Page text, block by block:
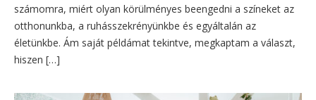
számomra, miért olyan körülményes beengedni a színeket az
otthonunkba, a ruhásszekrényünkbe és egyáltalán az
életünkbe. Ám saját példámat tekintve, megkaptam a választ,
hiszen […]